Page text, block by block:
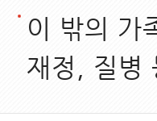
이 밖의 가
재정, 질병